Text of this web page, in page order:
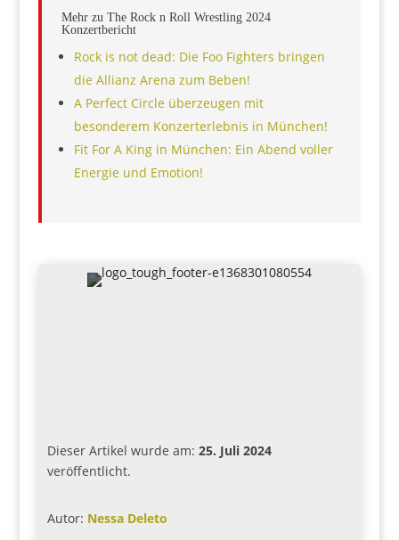
Mehr zu The Rock n Roll Wrestling 2024
Konzertbericht
Rock is not dead: Die Foo Fighters bringen
die Allianz Arena zum Beben!
A Perfect Circle überzeugen mit
besonderem Konzerterlebnis in München!
Fit For A King in München: Ein Abend voller
Energie und Emotion!
Dieser Artikel wurde am: 25. Juli 2024
veröffentlicht.
Autor: Nessa Deleto